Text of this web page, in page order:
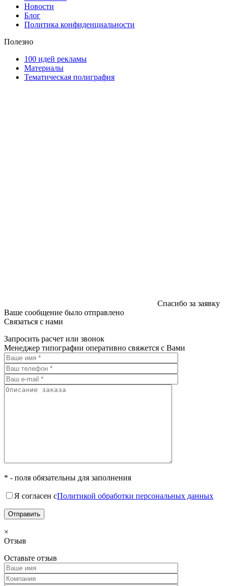
Новости
Блог
Политика конфиденциальности
Полезно
100 идей рекламы
Материалы
Тематическая полиграфия
Спасибо за заявку
Ваше сообщение было отправлено
Связаться с нами
Запросить расчет или звонок
Менеджер типографии оперативно свяжется с Вами
* - поля обязательны для заполнения
Я согласен сПолитикой обработки персональных данных
×
Отзыв
Оставьте отзыв